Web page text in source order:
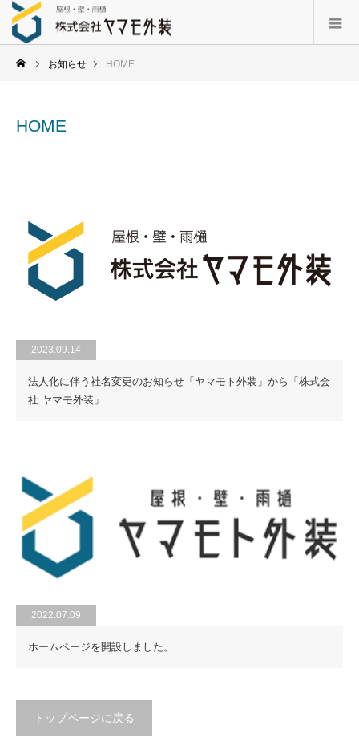
お知らせ HOME
HOME
2023.09.14
法人化に伴う社名変更のお知らせ「ヤマモト外装」から「株式会
社 ヤマモ外装」
2022.07.09
ホームページを開設しました。
トップページに戻る